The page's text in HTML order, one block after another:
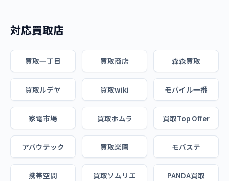
対応買取店
買取一丁目 買取商店 森森買取
買取ルデヤ 買取wiki モバイル一番
家電市場 買取ホムラ 買取Top Offer
アバウテック 買取楽園 モバステ
携帯空間 買取ソムリエ PANDA買取